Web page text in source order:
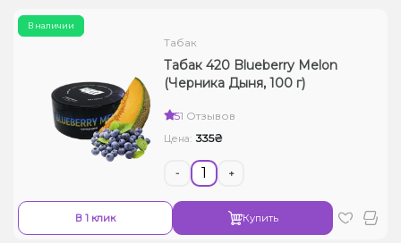
В наличии
Табак
Табак 420 Blueberry Melon
(Черника Дыня, 100 г)
51 Отзывов
Цена: 335₴
- +
В 1 клик Купить